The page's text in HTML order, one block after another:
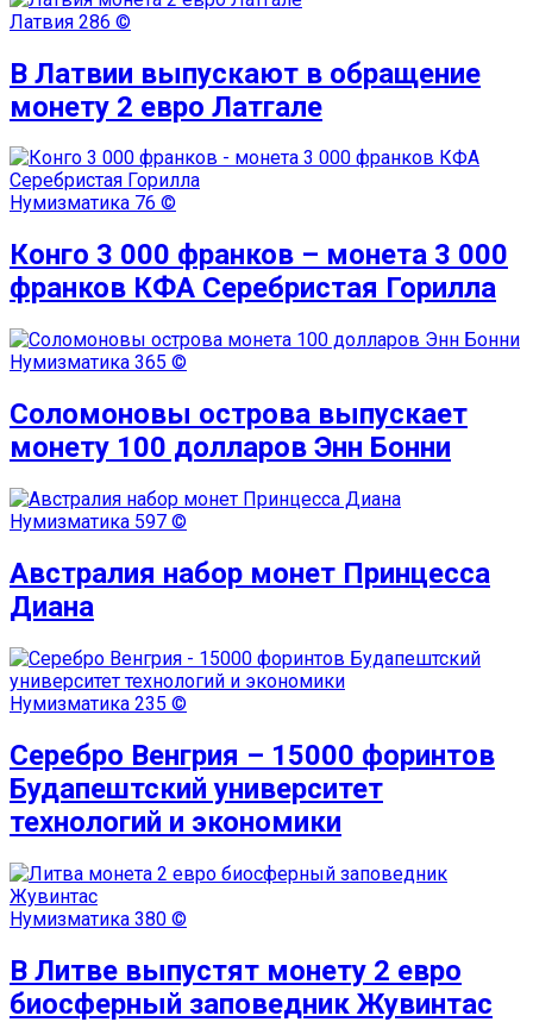
Латвия 286 ©
В Латвии выпускают в обращение
монету 2 евро Латгале
Нумизматика 76 ©
Конго 3 000 франков – монета 3 000
франков КФА Серебристая Горилла
Нумизматика 365 ©
Соломоновы острова выпускает
монету 100 долларов Энн Бонни
Нумизматика 597 ©
Австралия набор монет Принцесса
Диана
Нумизматика 235 ©
Серебро Венгрия – 15000 форинтов
Будапештский университет
технологий и экономики
Нумизматика 380 ©
В Литве выпустят монету 2 евро
биосферный заповедник Жувинтас